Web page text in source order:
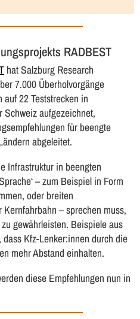
RADBEST
hat Salzburg Research
7.000 Überholvorgänge
22 Teststrecken in
Schweiz aufgezeichnet,
für beengte
abgeleitet.
Infrastruktur in beengten
– zum Beispiel in Form
oder breiten
– sprechen muss,
gewährleisten. Beispiele aus
Kfz-Lenker:innen durch die
mehr Abstand einhalten.
diese Empfehlungen nun in